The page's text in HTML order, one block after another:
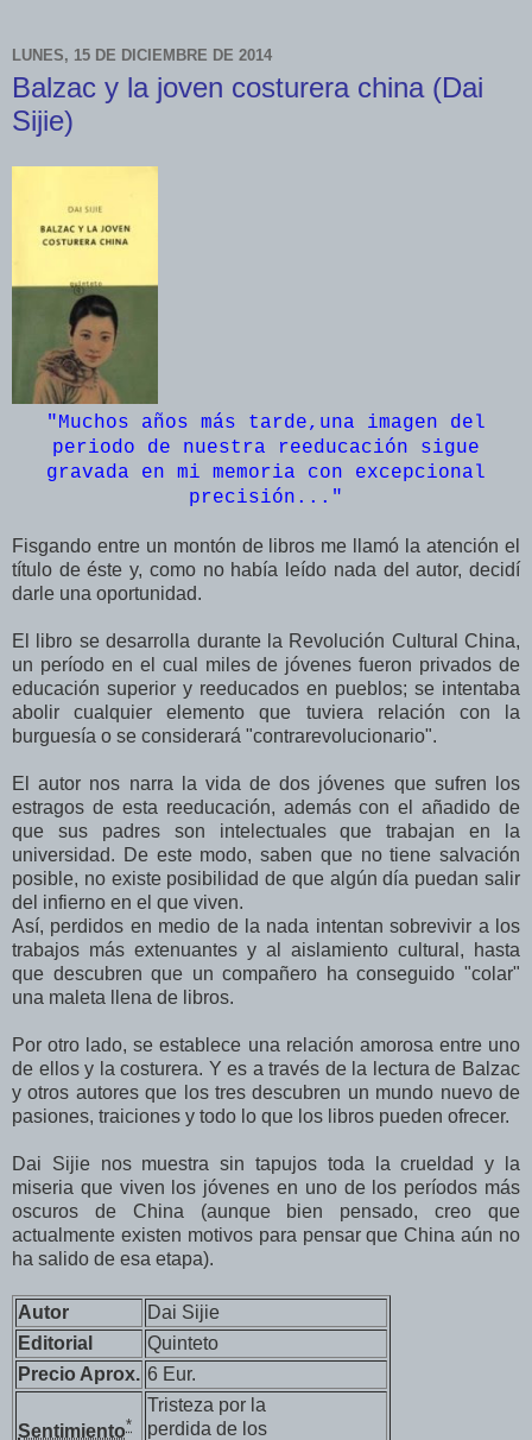
LUNES, 15 DE DICIEMBRE DE 2014
Balzac y la joven costurera china (Dai
Sijie)
"Muchos años más tarde,una imagen del
periodo de nuestra reeducación sigue
gravada en mi memoria con excepcional
precisión... "
Fisgando entre un montón de libros me llamó la atención el
título de éste y, como no había leído nada del autor, decidí
darle una oportunidad.
El libro se desarrolla durante la Revolución Cultural China,
un período en el cual miles de jóvenes fueron privados de
educación superior y reeducados en pueblos; se intentaba
abolir cualquier elemento que tuviera relación con la
burguesía o se considerará "contrarevolucionario".
El autor nos narra la vida de dos jóvenes que sufren los
estragos de esta reeducación, además con el añadido de
que sus padres son intelectuales que trabajan en la
universidad. De este modo, saben que no tiene salvación
posible, no existe posibilidad de que algún día puedan salir
del infierno en el que viven.
Así, perdidos en medio de la nada intentan sobrevivir a los
trabajos más extenuantes y al aislamiento cultural, hasta
que descubren que un compañero ha conseguido "colar"
una maleta llena de libros.
Por otro lado, se establece una relación amorosa entre uno
de ellos y la costurera. Y es a través de la lectura de Balzac
y otros autores que los tres descubren un mundo nuevo de
pasiones, traiciones y todo lo que los libros pueden ofrecer.
Dai Sijie nos muestra sin tapujos toda la crueldad y la
miseria que viven los jóvenes en uno de los períodos más
oscuros de China (aunque bien pensado, creo que
actualmente existen motivos para pensar que China aún no
ha salido de esa etapa).
Autor
Dai Sijie
Editorial
Quinteto
Precio Aprox. 6 Eur.
Sentimiento*
Tristeza por la
perdida de los